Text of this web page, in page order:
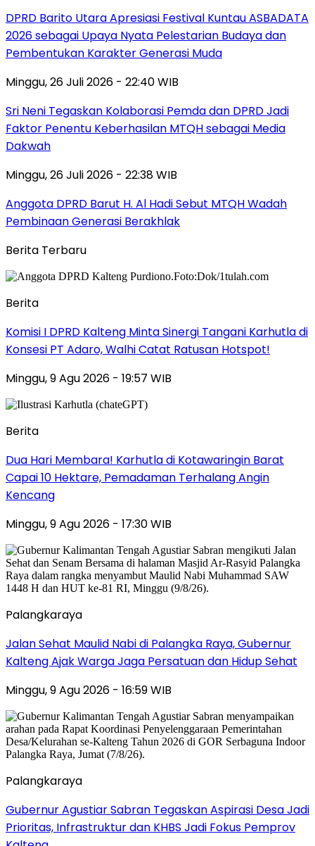
DPRD Barito Utara Apresiasi Festival Kuntau ASBADATA
2026 sebagai Upaya Nyata Pelestarian Budaya dan
Pembentukan Karakter Generasi Muda
Minggu, 26 Juli 2026 - 22:40 WIB
Sri Neni Tegaskan Kolaborasi Pemda dan DPRD Jadi
Faktor Penentu Keberhasilan MTQH sebagai Media
Dakwah
Minggu, 26 Juli 2026 - 22:38 WIB
Anggota DPRD Barut H. Al Hadi Sebut MTQH Wadah
Pembinaan Generasi Berakhlak
Berita Terbaru
Berita
Komisi I DPRD Kalteng Minta Sinergi Tangani Karhutla di
Konsesi PT Adaro, Walhi Catat Ratusan Hotspot!
Minggu, 9 Agu 2026 - 19:57 WIB
Berita
Dua Hari Membara! Karhutla di Kotawaringin Barat
Capai 10 Hektare, Pemadaman Terhalang Angin
Kencang
Minggu, 9 Agu 2026 - 17:30 WIB
Palangkaraya
Jalan Sehat Maulid Nabi di Palangka Raya, Gubernur
Kalteng Ajak Warga Jaga Persatuan dan Hidup Sehat
Minggu, 9 Agu 2026 - 16:59 WIB
Palangkaraya
Gubernur Agustiar Sabran Tegaskan Aspirasi Desa Jadi
Prioritas, Infrastruktur dan KHBS Jadi Fokus Pemprov